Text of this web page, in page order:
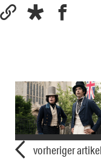
vorheriger artikel